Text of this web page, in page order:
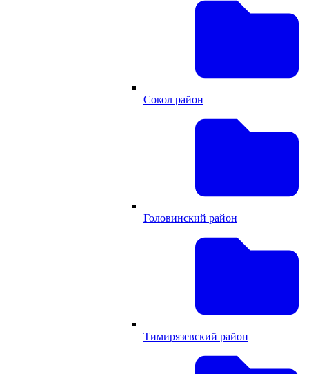
Сокол район
Головинский район
Тимирязевский район